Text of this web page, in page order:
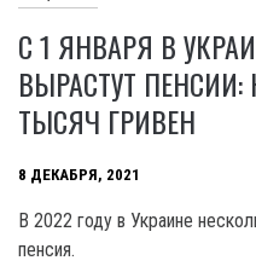
С 1 ЯНВАРЯ В
ВЫРАСТУТ ПЕНСИИ:
ТЫСЯЧ ГРИВЕН
8 ДЕКАБРЯ, 2021
В 2022 году в Украине
пенсия.